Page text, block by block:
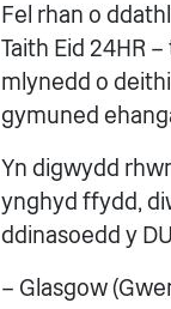
Fel rhan o
Taith Eid 24HR
mlynedd o
gymuned
Yn digwydd
ynghyd ffydd,
ddinasoedd y
– Glasgow